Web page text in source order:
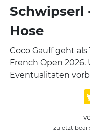
Schwipserl
Hose
Coco Gauff geht
French Open
Eventualitäten
zuletzt